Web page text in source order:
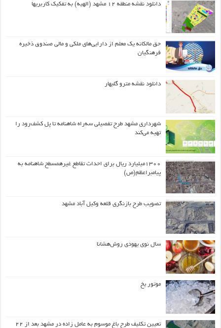
دانلود نقشه منطقه ۱۲ مشهد (الهیه) به تفکیک کاربریها
حق مالکانه یک معلم از دارایی‌های ملکی و مالی صندوق ذخیره
فرهنگیان
دانلود نقشه مترو گلبهار
شهرداری مشهد طرح تفصیلی سه‌راه شاهنامه تا پل کشف‌رود را
تهیه می‌کند
۱۳۰۰میلیارد ریال برای احداث تقاطع غیرهمسطح شاهنامه به
پیامبراعظم(ص)
تصویب طرح بازنگری قلعه وکیل آباد مشهد
سال نوی یهودی روش‌هشانا
موتور یخ
تعیین تکلیف طرح باغ موسوم به عامل زاده در مشهد بعد از ۲۲